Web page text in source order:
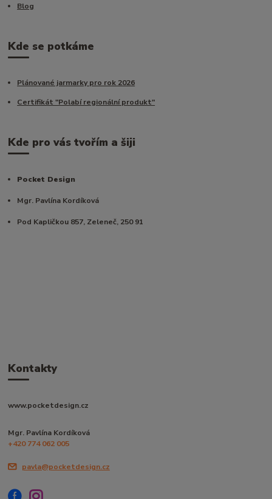
Blog
Kde se potkáme
Plánované jarmarky pro rok 2026
Certifikát "Polabí regionální produkt"
Kde pro vás tvořím a šiji
Pocket Design
Mgr. Pavlína Kordíková
Pod Kapličkou 857, Zeleneč, 250 91
Kontakty
www.pocketdesign.cz
Mgr. Pavlína Kordíková
+420 774 062 005
pavla@pocketdesign.cz